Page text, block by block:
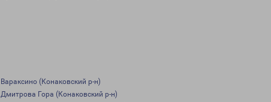
Вараксино (Конаковский р-н)
Дмитрова Гора (Конаковский р-н)